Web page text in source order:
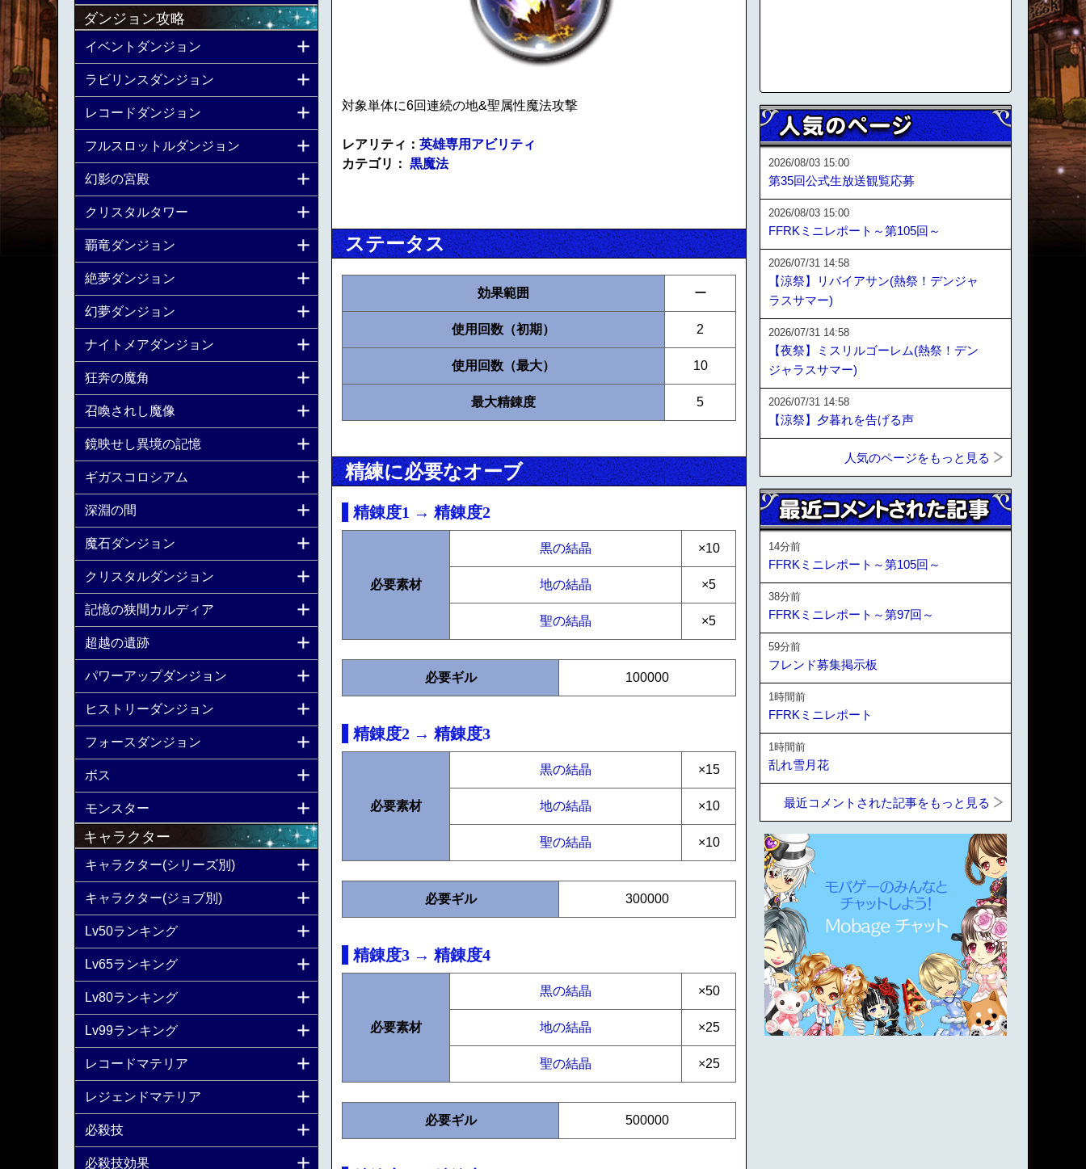
対象単体に6回連続の地&聖属性魔法攻撃
レアリティ： 英雄専用アビリティ
カテゴリ： 黒魔法
ステータス
効果範囲 ー
使用回数（初期） 2
使用回数（最大） 10
最大精錬度 5
精練に必要なオーブ
精錬度1 → 精錬度2
必要素材
黒の結晶 ×10
地の結晶 ×5
聖の結晶 ×5
必要ギル 100000
精錬度2 → 精錬度3
必要素材
黒の結晶 ×15
地の結晶 ×10
聖の結晶 ×10
必要ギル 300000
精錬度3 → 精錬度4
必要素材
黒の結晶 ×50
地の結晶 ×25
聖の結晶 ×25
必要ギル 500000
ダンジョン攻略
イベントダンジョン
ラビリンスダンジョン
レコードダンジョン
フルスロットルダンジョン
幻影の宮殿
クリスタルタワー
覇竜ダンジョン
絶夢ダンジョン
幻夢ダンジョン
ナイトメアダンジョン
狂奔の魔角
召喚されし魔像
鏡映せし異境の記憶
ギガスコロシアム
深淵の間
魔石ダンジョン
クリスタルダンジョン
記憶の狭間カルディア
超越の遺跡
パワーアップダンジョン
ヒストリーダンジョン
フォースダンジョン
ボス
モンスター
キャラクター
キャラクター(シリーズ別)
キャラクター(ジョブ別)
Lv50ランキング
Lv65ランキング
Lv80ランキング
Lv99ランキング
レコードマテリア
レジェンドマテリア
必殺技
必殺技効果
2026/08/03 15:00
第35回公式生放送観覧応募
2026/08/03 15:00
FFRKミニレポート～第105回～
2026/07/31 14:58
【涼祭】リバイアサン(熱祭！デンジャ
ラスサマー)
2026/07/31 14:58
【夜祭】ミスリルゴーレム(熱祭！デン
ジャラスサマー)
2026/07/31 14:58
【涼祭】夕暮れを告げる声
人気のページをもっと見る
14分前
FFRKミニレポート～第105回～
38分前
FFRKミニレポート～第97回～
59分前
フレンド募集掲示板
1時間前
FFRKミニレポート
1時間前
乱れ雪月花
最近コメントされた記事をもっと見る